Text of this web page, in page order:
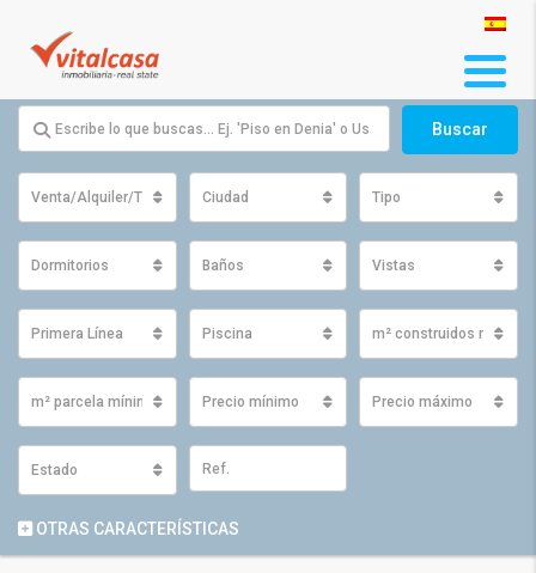
Buscar
Venta/Alquiler/Traspaso Ciudad Tipo
Dormitorios Baños Vistas
Primera Línea Piscina m² construidos
m² parcela mínimos Precio mínimo Precio máximo
Estado
OTRAS CARACTERÍSTICAS